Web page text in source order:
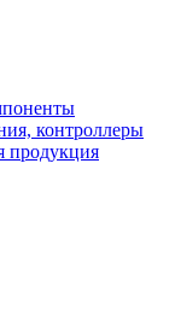
контроллеры
продукция